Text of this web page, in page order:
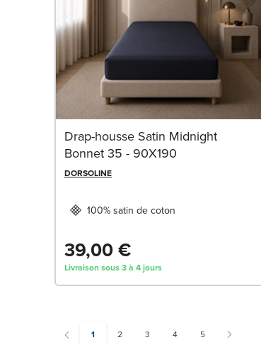
Drap-housse Satin Midnight
Bonnet 35 - 90X190
DORSOLINE
100% satin de coton
39,00 €
Livraison sous 3 à 4 jours
You're currently reading page
1 Page
2 Page
3 Page
4 Page
5